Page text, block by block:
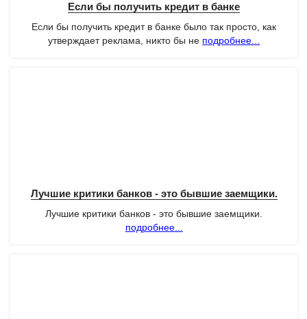
Если бы получить кредит в банке
Если бы получить кредит в банке было так просто, как
утверждает реклама, никто бы не подробнее...
Лучшие критики банков - это бывшие заемщики.
Лучшие критики банков - это бывшие заемщики.
подробнее...